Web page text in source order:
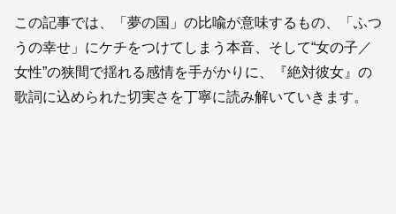
この記事では、「夢の国」の比喩が意味するもの、「ふつ
うの幸せ」にケチをつけてしまう本音、そして“女の子／
女性”の狭間で揺れる感情を手がかりに、『絶対彼女』の
歌詞に込められた切実さを丁寧に読み解いていきます。